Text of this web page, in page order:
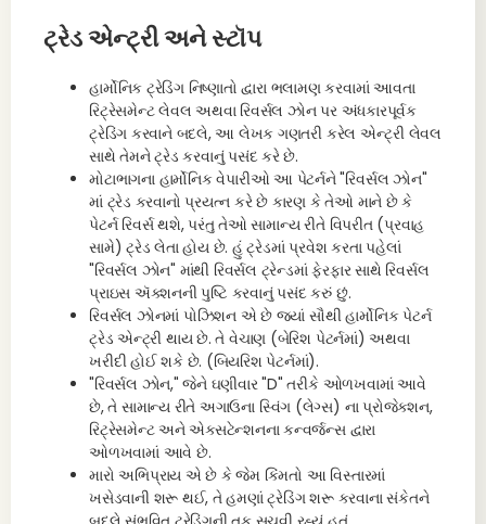
ટ્રેડ એન્ટ્રી અને સ્ટૉપ
હાર્મોનિક ટ્રેડિંગ નિષ્ણાતો દ્વારા ભલામણ કરવામાં આવતા
રિટ્રેસમેન્ટ લેવલ અથવા રિવર્સલ ઝોન પર અંધકારપૂર્વક
ટ્રેડિંગ કરવાને બદલે, આ લેખક ગણતરી કરેલ એન્ટ્રી લેવલ
સાથે તેમને ટ્રેડ કરવાનું પસંદ કરે છે.
મોટાભાગના હાર્મોનિક વેપારીઓ આ પેટર્નને "રિવર્સલ ઝોન"
માં ટ્રેડ કરવાનો પ્રયત્ન કરે છે કારણ કે તેઓ માને છે કે
પેટર્ન રિવર્સ થશે, પરંતુ તેઓ સામાન્ય રીતે વિપરીત (પ્રવાહ
સામે) ટ્રેડ લેતા હોય છે. હું ટ્રેડમાં પ્રવેશ કરતા પહેલાં
"રિવર્સલ ઝોન" માંથી રિવર્સલ ટ્રેન્ડમાં ફેરફાર સાથે રિવર્સલ
પ્રાઇસ ઍક્શનની પુષ્ટિ કરવાનું પસંદ કરું છું.
રિવર્સલ ઝોનમાં પોઝિશન એ છે જ્યાં સૌથી હાર્મોનિક પેટર્ન
ટ્રેડ એન્ટ્રી થાય છે. તે વેચાણ (બેરિશ પેટર્નમાં) અથવા
ખરીદી હોઈ શકે છે. (બિયરિશ પેટર્નમાં).
"રિવર્સલ ઝોન," જેને ઘણીવાર "D" તરીકે ઓળખવામાં આવે
છે, તે સામાન્ય રીતે અગાઉના સ્વિંગ (લેગ્સ) ના પ્રોજેક્શન,
રિટ્રેસમેન્ટ અને એક્સટેન્શનના કન્વર્જન્સ દ્વારા
ઓળખવામાં આવે છે.
મારો અભિપ્રાય એ છે કે જેમ કિંમતો આ વિસ્તારમાં
ખસેડવાની શરૂ થઈ, તે હમણાં ટ્રેડિંગ શરૂ કરવાના સંકેતને